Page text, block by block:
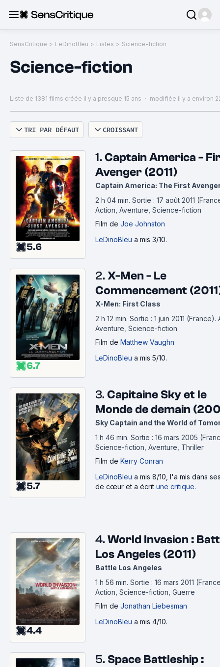
SensCritique > LeDinoBleu > Listes > Science-fiction
Science-fiction
Liste de 1381 films créée il y a presque 15 ans · modifiée il y a environ
TRI PAR DÉFAUT CROISSANT
5.6
1. Captain America -
Avenger (2011)
Captain America: The First
2 h 04 min. Sortie : 17 août 2011
Action, Aventure, Science-fiction
Film de Joe Johnston
LeDinoBleu a mis 3/10.
6.7
2. X-Men - Le
Commencement
X-Men: First Class
2 h 12 min. Sortie : 1 juin 2011 (France).
Aventure, Science-fiction
Film de Matthew Vaughn
LeDinoBleu a mis 5/10.
5.7
3. Capitaine Sky et le
Monde de demain
Sky Captain and the World of
1 h 46 min. Sortie : 16 mars 2005
Science-fiction, Aventure, Thriller
Film de Kerry Conran
LeDinoBleu a mis 8/10, l'a mis dans
de cœur et a écrit une critique.
4.4
4. World Invasion :
Los Angeles (2011)
Battle Los Angeles
1 h 56 min. Sortie : 16 mars 2011
Action, Science-fiction, Guerre
Film de Jonathan Liebesman
LeDinoBleu a mis 4/10.
5. Space Battleship :